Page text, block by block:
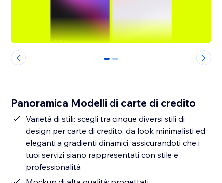
0 1
Panoramica Modelli di carte di credito
Varietà di stili: scegli tra cinque diversi stili di
design per carte di credito, da look minimalisti ed
eleganti a gradienti dinamici, assicurandoti che i
tuoi servizi siano rappresentati con stile e
professionalità